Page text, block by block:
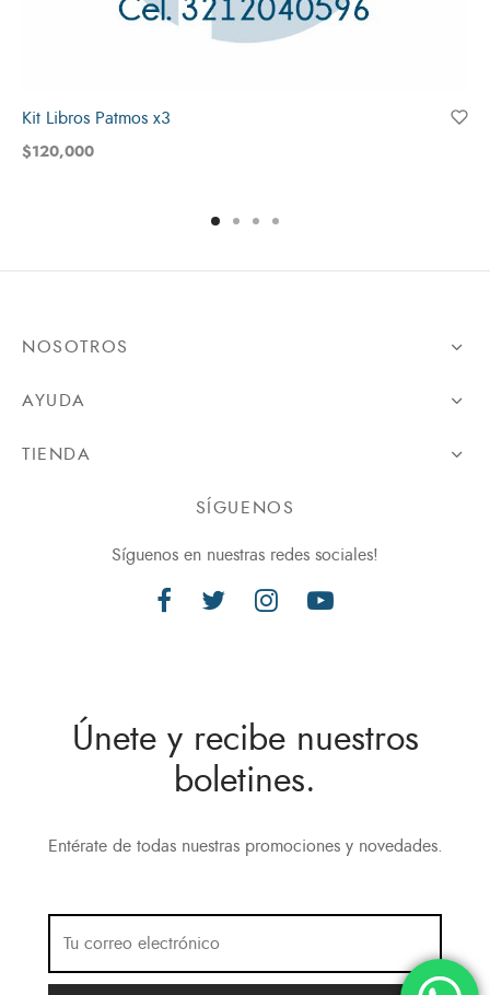
Kit Libros Patmos x3
$120,000
NOSOTROS
AYUDA
TIENDA
SÍGUENOS
Síguenos en nuestras redes sociales!
Únete y recibe nuestros
boletines.
Entérate de todas nuestras promociones y novedades.